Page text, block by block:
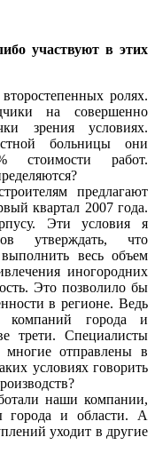
участвуют в этих
ролях.
на совершенно
зрения условиях.
больницы они
стоимости работ.
предлагают
квартал 2007 года.
Эти условия я
утверждать, что
весь объем
иногородних
Это позволило бы
в регионе. Ведь
компаний города и
трети. Специалисты
отправлены в
условиях говорить
наши компании,
города и области. А
уходит в другие